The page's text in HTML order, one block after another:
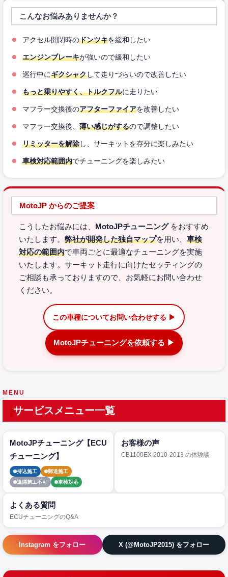
こんなお悩みありませんか？
アクセル開閉時のドンツキを緩和したい
エンジンブレーキが強いので緩和したい
巡行中にギクシャクして走りづらいので改善したい
もっと乗りやすく、トルクフルに走りたい
マフラー交換後のアフターファイアを改善したい
マフラー交換後、 薄い感じがするので調整したい
リミッターを解除し、サーキットを存分に楽しみたい
車検対応範囲内でチューニングを楽しみたい
MotoJP からのご提案
こうしたお悩みには、 MotoJPチューニングをおすすめ
いたします。 弊社が開発した独自マップを用い、 車検
対応の範囲内で車両ごとに最適なチューニングを実施
いたします。サーキット走行に向けたセッティングの
ご相談も承っておりますので、お気軽にお問い合わせ
ください。
この車種についてお問い合わせする ▶
MotoJPチューニングを依頼する ▶
MENU
サービスメニュー一覧
MotoJPチューニング【ECU
チューニング】
持込施工
郵送施工
遠隔施工不可
車検対応
お客様の声
CB1100EX 2010-2013 の体験談
よくある質問
ECUチューニングのQ&A
Instagram をフォロー X (@MotoJP2015) をフォロー